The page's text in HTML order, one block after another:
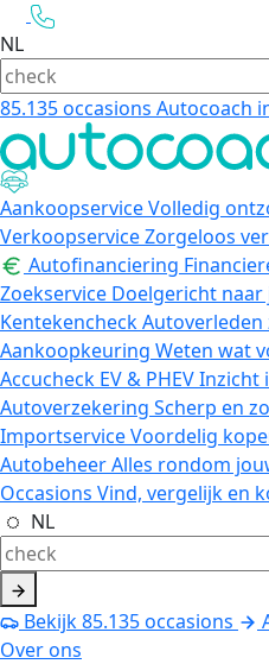
NL
85.135occasions Autocoach
AankoopserviceVolledig
VerkoopserviceZorgeloos
Autofinanciering
Zoekservice Doelgericht
Kentekencheck
Aankoopkeuring Weten wat
Accucheck EV & PHEVInzicht
Autoverzekering Scherp en
ImportserviceVoordelig
AutobeheerAlles rondom
Occasions Vind, vergelijk en
NL
Bekijk85.135occasions
Over ons